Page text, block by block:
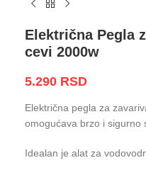
Električna Pegla
cevi 2000w
5.290 RSD
Električna pegla za
omogućava brzo i sigurno
Idealan je alat za